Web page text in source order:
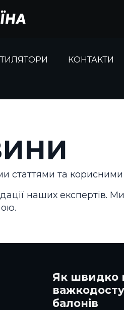
КОНТАКТИ
статтями та корисними
наших експертів.
Як швидко
балонів